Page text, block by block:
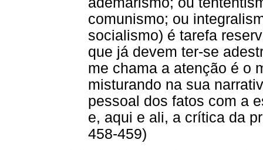
comunismo; ou
socialismo) é tarefa
que já devem ter-se
me chama a atenção é o
misturando na sua
pessoal dos fatos com a
e, aqui e ali, a crítica da
458-459)